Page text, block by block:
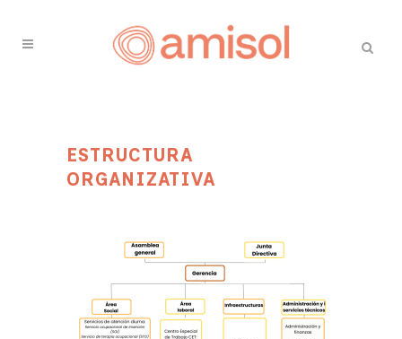
ESTRUCTURA
ORGANIZATIVA